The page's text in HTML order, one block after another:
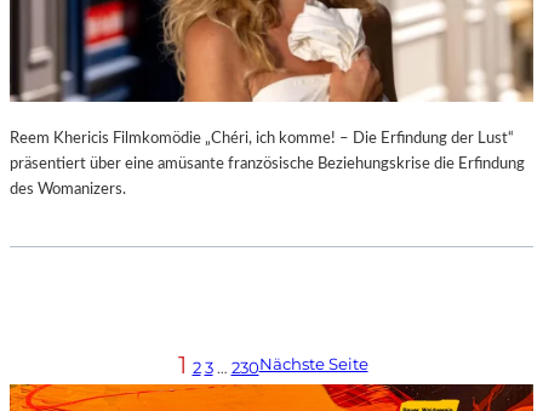
Reem Khericis Filmkomödie „Chéri, ich komme! – Die Erfindung der Lust“
präsentiert über eine amüsante französische Beziehungskrise die Erfindung
des Womanizers.
1 2 3 … 230Nächste Seite